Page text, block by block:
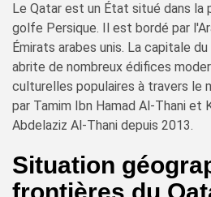
Le Qatar est un État situé dans la
golfe Persique. Il est bordé par
Émirats arabes unis. La capitale
abrite de nombreux édifices
culturelles populaires à travers le
par Tamim Ibn Hamad Al-Thani et
Abdelaziz Al-Thani depuis 2013.
Situation